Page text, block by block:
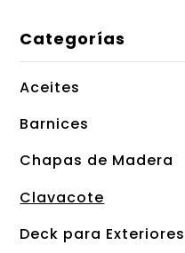
Categorías
Aceites
Barnices
Chapas de Madera
Clavacote
Deck para Exteriores